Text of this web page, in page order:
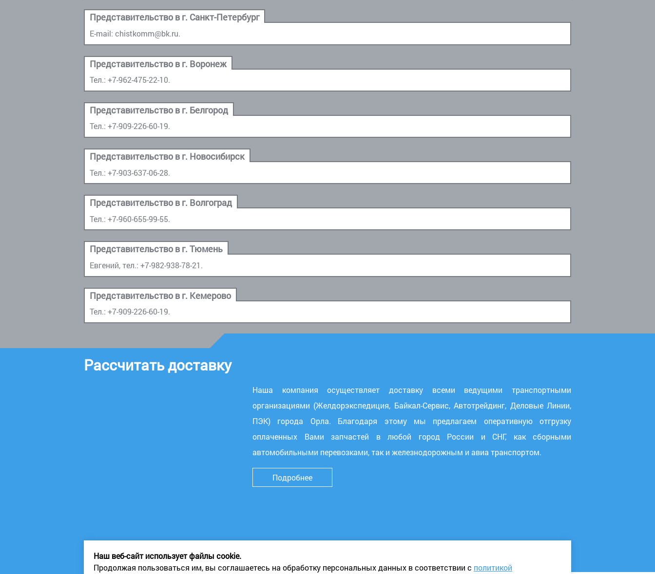
E-mail: chistkomm@bk.ru.
Тел.: +7-962-475-22-10.
Тел.: +7-909-226-60-19.
Тел.: +7-903-637-06-28.
Тел.: +7-960-655-99-55.
Евгений, тел.: +7-982-938-78-21.
Тел.: +7-909-226-60-19.
Рассчитать доставку
Наша компания осуществляет доставку всеми ведущими транспортными
организациями (Желдорэкспедиция, Байкал-Сервис, Автотрейдинг, Деловые Линии,
ПЭК) города Орла. Благодаря этому мы предлагаем оперативную отгрузку
оплаченных Вами запчастей в любой город России и СНГ, как сборными
автомобильными перевозками, так и железнодорожным и авиа транспортом.
Подробнее
Наш веб-сайт использует файлы cookie.
Продолжая пользоваться им, вы соглашаетесь на обработку персональных данных в соответствии с политикой